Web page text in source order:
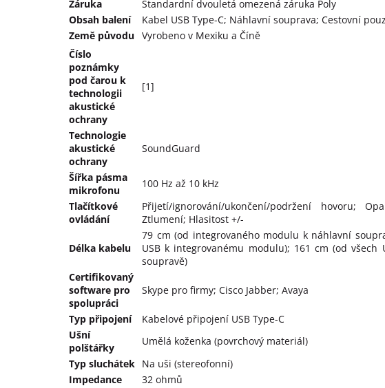
Záruka
Standardní dvouletá omezená záruka Poly
Obsah balení
Kabel USB Type-C; Náhlavní souprava; Cestovní
Země původu Vyrobeno v Mexiku a Číně
Číslo
poznámky
pod čarou k
technologii
akustické
ochrany
[1]
Technologie
akustické
ochrany
SoundGuard
Šířka pásma
mikrofonu
100 Hz až 10 kHz
Tlačítkové
ovládání
Přijetí/ignorování/ukončení/podržení hovoru;
Ztlumení; Hlasitost +/-
Délka kabelu
79 cm (od integrovaného modulu k náhlavní
USB k integrovanému modulu); 161 cm (od všech
soupravě)
Certifikovaný
software pro
spolupráci
Skype pro firmy; Cisco Jabber; Avaya
Typ připojení
Kabelové připojení USB Type-C
Ušní
polštářky
Umělá koženka (povrchový materiál)
Typ sluchátek Na uši (stereofonní)
Impedance
32 ohmů